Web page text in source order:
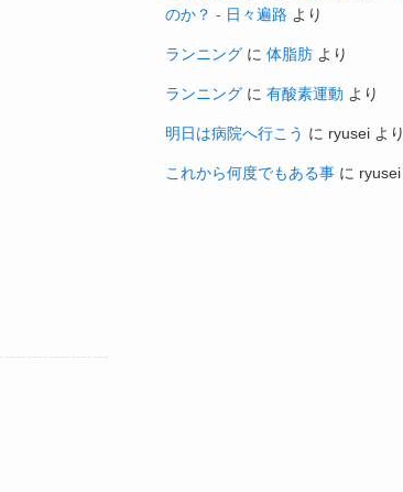
のか？ - 日々遍路 より
ランニング に 体脂肪 より
ランニング に 有酸素運動 より
明日は病院へ行こう に ryusei より
これから何度でもある事 に ryusei